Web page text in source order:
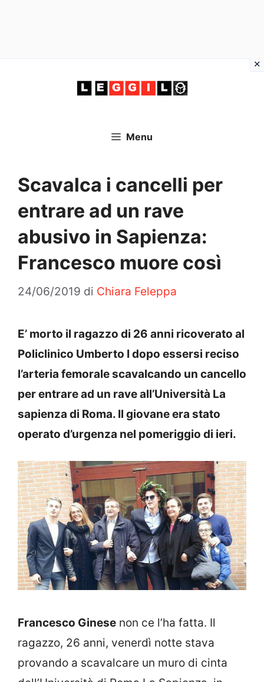
Menu
Scavalca i cancelli per
entrare ad un rave
abusivo in Sapienza:
Francesco muore così
24/06/2019 di Chiara Feleppa
E’ morto il ragazzo di 26 anni ricoverato al
Policlinico Umberto I dopo essersi reciso
l’arteria femorale scavalcando un cancello
per entrare ad un rave all’Università La
sapienza di Roma. Il giovane era stato
operato d’urgenza nel pomeriggio di ieri.
Francesco Ginese non ce l’ha fatta. Il
ragazzo, 26 anni, venerdì notte stava
provando a scavalcare un muro di cinta